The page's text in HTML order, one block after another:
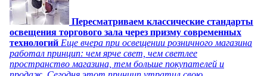
Пересматриваем классические стандарты
освещения торгового зала через призму современных
технологий Еще вчера при освещении розничного магазина
работал принцип: чем ярче свет, чем светлее
пространство магазина, тем больше покупателей и